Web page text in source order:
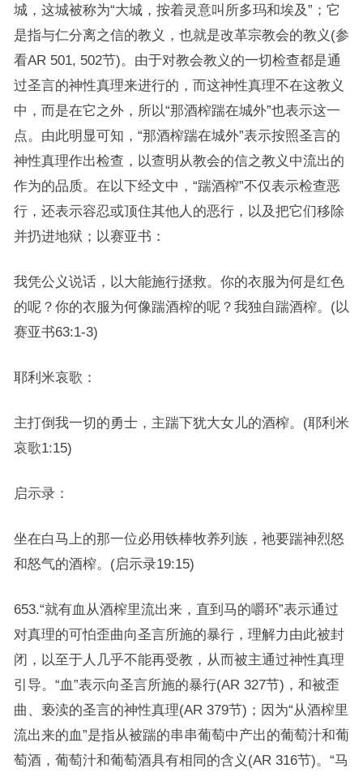
城，这城被称为“大城，按着灵意叫所多玛和埃及”；它
是指与仁分离之信的教义，也就是改革宗教会的教义(参
看AR 501, 502节)。由于对教会教义的一切检查都是通
过圣言的神性真理来进行的，而这神性真理不在这教义
中，而是在它之外，所以“那酒榨踹在城外”也表示这一
点。由此明显可知，“那酒榨踹在城外”表示按照圣言的
神性真理作出检查，以查明从教会的信之教义中流出的
作为的品质。在以下经文中，“踹酒榨”不仅表示检查恶
行，还表示容忍或顶住其他人的恶行，以及把它们移除
并扔进地狱；以赛亚书：
我凭公义说话，以大能施行拯救。你的衣服为何是红色
的呢？你的衣服为何像踹酒榨的呢？我独自踹酒榨。(以
赛亚书63:1-3)
耶利米哀歌：
主打倒我一切的勇士，主踹下犹大女儿的酒榨。(耶利米
哀歌1:15)
启示录：
坐在白马上的那一位必用铁棒牧养列族，祂要踹神烈怒
和怒气的酒榨。(启示录19:15)
653.“就有血从酒榨里流出来，直到马的嚼环”表示通过
对真理的可怕歪曲向圣言所施的暴行，理解力由此被封
闭，以至于人几乎不能再受教，从而被主通过神性真理
引导。“血”表示向圣言所施的暴行(AR 327节)，和被歪
曲、亵渎的圣言的神性真理(AR 379节)；因为“从酒榨里
流出来的血”是指从被踹的串串葡萄中产出的葡萄汁和葡
萄酒，葡萄汁和葡萄酒具有相同的含义(AR 316节)。“马